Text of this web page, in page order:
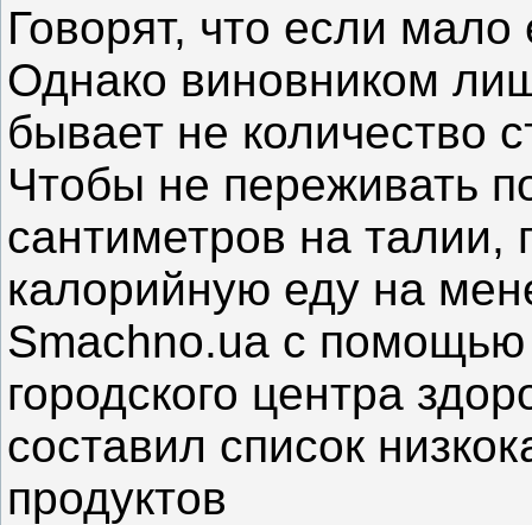
Говорят, что если
Однако виновником
бывает не количество
Чтобы не переживать
сантиметров на талии,
калорийную еду на
Smachno.ua с
городского центра
составил список
продуктов